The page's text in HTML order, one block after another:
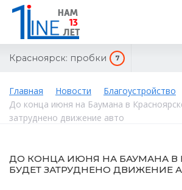
Красноярск: пробки 7
Главная Новости
Благоустройство
До конца июня на Баумана в
затруднено движение авто
ДО КОНЦА ИЮНЯ НА БАУМАНА В
БУДЕТ ЗАТРУДНЕНО ДВИЖЕНИЕ